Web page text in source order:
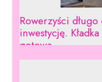
Rowerzyści
inwestycję.
gotowa.